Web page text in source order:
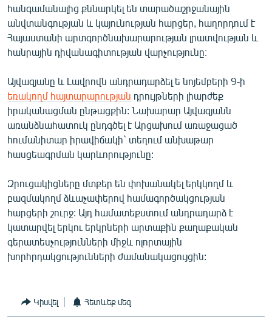
ՁԳՏԵԼՈՎ ԼԱՎԱԳՈՒՅՆԻՆ
ՓՈԴՔԱՍԹ
English
Русский
ՀԵՏԵՎԵՔ ՄԵԶ
«Ազատության» բոլոր կայքերը
հանգամանալից քննարկել են տարածաշրջանային
անվտանգության և կայունության հարցեր, հաղորդում է
Հայաստանի արտգործնախարարության լրատվության և
հանրային դիվանագիտության վարչությունը։
Այվազյանը և Լավրովն անդրադարձել ե նոյեմբերի 9-ի
եռակողմ հայտարարության դրույթների լիարժեք
իրականացման ընթացքին: Նախարար Այվազյանն
առանձնահատուկ ընդգծել է Արցախում առաջացած
հումանիտար իրավիճակի` տեղում անխաթար
հասցեագրման կարևորությունը:
Զրուցակիցները մտքեր են փոխանակել երկկողմ և
բազմակողմ ձևաչափերով համագործակցության
հարցերի շուրջ: Այդ համատեքստում անդրադարձ է
կատարվել երկու երկրների արտաքին քաղաքական
գերատեսչությունների միջև ոլորտային
խորհրդակցությունների ժամանակացույցին:
Կիսվել Հետևեք մեզ